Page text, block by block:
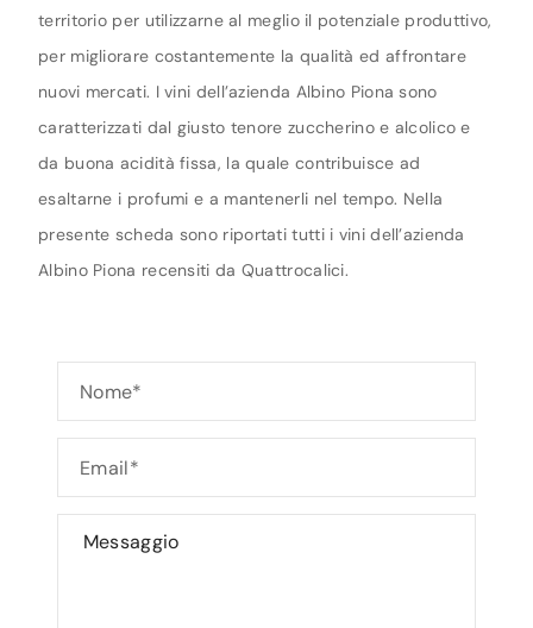
territorio per utilizzarne al meglio il potenziale produttivo,
per migliorare costantemente la qualità ed affrontare
nuovi mercati. I vini dell’azienda Albino Piona sono
caratterizzati dal giusto tenore zuccherino e alcolico e
da buona acidità fissa, la quale contribuisce ad
esaltarne i profumi e a mantenerli nel tempo. Nella
presente scheda sono riportati tutti i vini dell’azienda
Albino Piona recensiti da Quattrocalici.